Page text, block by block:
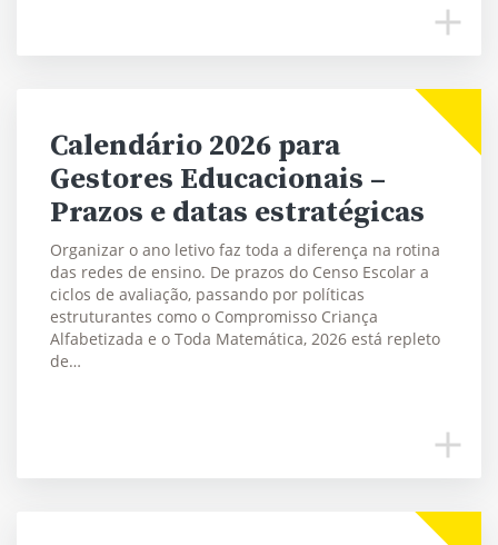
Calendário 2026 para
Gestores Educacionais –
Prazos e datas estratégicas
Organizar o ano letivo faz toda a diferença na rotina
das redes de ensino. De prazos do Censo Escolar a
ciclos de avaliação, passando por políticas
estruturantes como o Compromisso Criança
Alfabetizada e o Toda Matemática, 2026 está repleto
de…